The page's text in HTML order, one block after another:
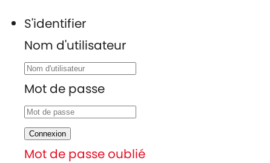
S'identifier
Nom d'utilisateur
Mot de passe
Connexion
Mot de passe oublié